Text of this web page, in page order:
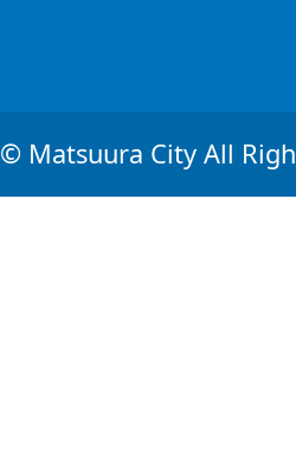
© Matsuura City All